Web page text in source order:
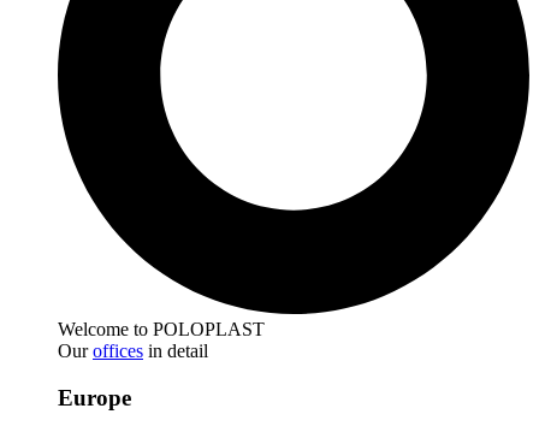
Welcome to POLOPLAST
Ouroffices in detail
Europe